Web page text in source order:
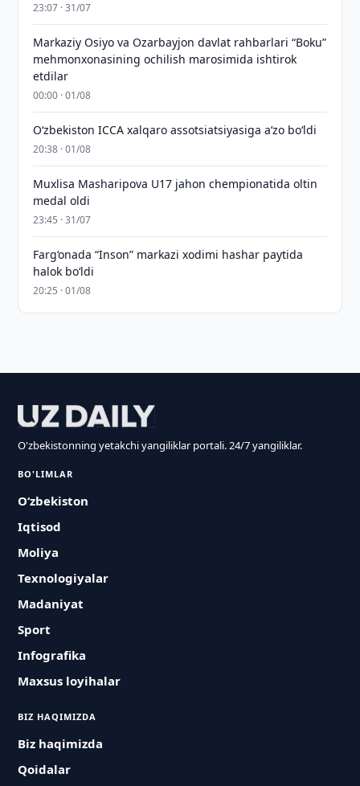
23:07 · 31/07
Markaziy Osiyo va Ozarbayjon davlat rahbarlari “Boku”
mehmonxonasining ochilish marosimida ishtirok
etdilar
00:00 · 01/08
O‘zbekiston ICCA xalqaro assotsiatsiyasiga aʼzo bo‘ldi
20:38 · 01/08
Muxlisa Masharipova U17 jahon chempionatida oltin
medal oldi
23:45 · 31/07
Farg‘onada “Inson” markazi xodimi hashar paytida
halok bo‘ldi
20:25 · 01/08
O'zbekistonning yetakchi yangiliklar portali. 24/7 yangiliklar.
BO'LIMLAR
O‘zbekiston
Iqtisod
Moliya
Texnologiyalar
Madaniyat
Sport
Infografika
Maxsus loyihalar
BIZ HAQIMIZDA
Biz haqimizda
Qoidalar